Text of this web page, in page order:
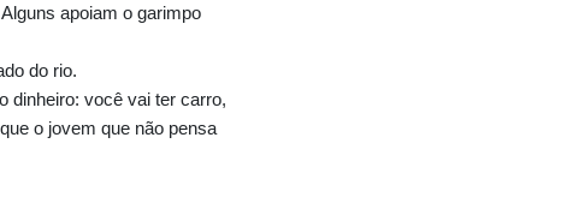
apoiam o garimpo
do rio.
dinheiro: você vai ter carro,
o jovem que não pensa